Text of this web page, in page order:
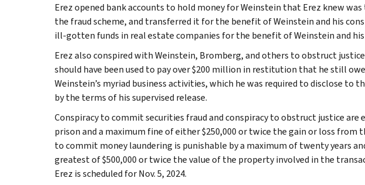
Erez opened bank accounts to hold money for Weinstein that Erez knew
the fraud scheme, and transferred it for the benefit of Weinstein and his
ill-gotten funds in real estate companies for the benefit of Weinstein and his
Erez also conspired with Weinstein, Bromberg, and others to obstruct
should have been used to pay over $200 million in restitution that he still
Weinstein’s myriad business activities, which he was required to disclose to
by the terms of his supervised release.
Conspiracy to commit securities fraud and conspiracy to obstruct justice are
prison and a maximum fine of either $250,000 or twice the gain or loss from
to commit money laundering is punishable by a maximum of twenty years
greatest of $500,000 or twice the value of the property involved in the
Erez is scheduled for Nov. 5, 2024.